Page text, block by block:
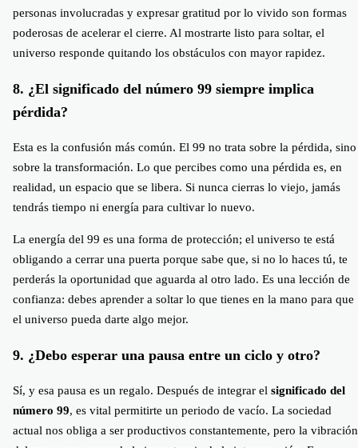
personas involucradas y expresar gratitud por lo vivido son formas
poderosas de acelerar el cierre. Al mostrarte listo para soltar, el
universo responde quitando los obstáculos con mayor rapidez.
8. ¿El significado del número 99 siempre implica
pérdida?
Esta es la confusión más común. El 99 no trata sobre la pérdida, sino
sobre la transformación. Lo que percibes como una pérdida es, en
realidad, un espacio que se libera. Si nunca cierras lo viejo, jamás
tendrás tiempo ni energía para cultivar lo nuevo.
La energía del 99 es una forma de protección; el universo te está
obligando a cerrar una puerta porque sabe que, si no lo haces tú, te
perderás la oportunidad que aguarda al otro lado. Es una lección de
confianza: debes aprender a soltar lo que tienes en la mano para que
el universo pueda darte algo mejor.
9. ¿Debo esperar una pausa entre un ciclo y otro?
Sí, y esa pausa es un regalo. Después de integrar el significado del
número 99, es vital permitirte un periodo de vacío. La sociedad
actual nos obliga a ser productivos constantemente, pero la vibración